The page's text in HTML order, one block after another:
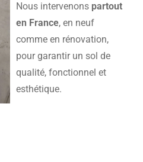
Nous intervenons partout
en France, en neuf
comme en rénovation,
pour garantir un sol de
qualité, fonctionnel et
esthétique.